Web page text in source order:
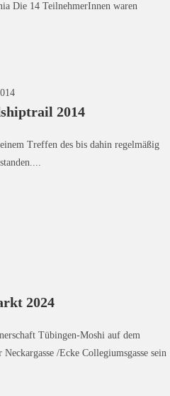
Die 14 TeilnehmerInnen waren
2014
Treffen des bis dahin regelmäßig
2024
Tübingen-Moshi auf dem
/Ecke Collegiumsgasse sein